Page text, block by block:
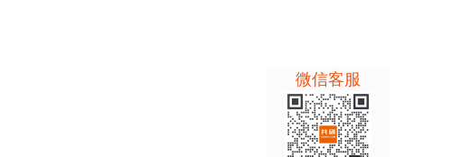
微信客服